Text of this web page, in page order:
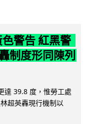
警告 紅黑警
制度形同陳列
達 39.8 度，惟勞工處
超英轟現行機制以